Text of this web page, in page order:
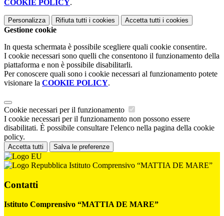
COOKIE POLICY.
Personalizza Rifiuta tutti i cookies Accetta tutti i cookies
Gestione cookie
In questa schermata è possibile scegliere quali cookie consentire.
I cookie necessari sono quelli che consentono il funzionamento della
piattaforma e non è possibile disabilitarli.
Per conoscere quali sono i cookie necessari al funzionamento potete
visionare la COOKIE POLICY.
Cookie necessari per il funzionamento
I cookie necessari per il funzionamento non possono essere
disabilitati. È possibile consultare l'elenco nella pagina della cookie
policy.
Accetta tutti Salva le preferenze
Istituto Comprensivo “MATTIA DE MARE”
Contatti
Istituto Comprensivo “MATTIA DE MARE”